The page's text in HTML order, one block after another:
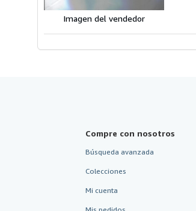
Imagen del vendedor
Compre con nosotros
Búsqueda avanzada
Colecciones
Mi cuenta